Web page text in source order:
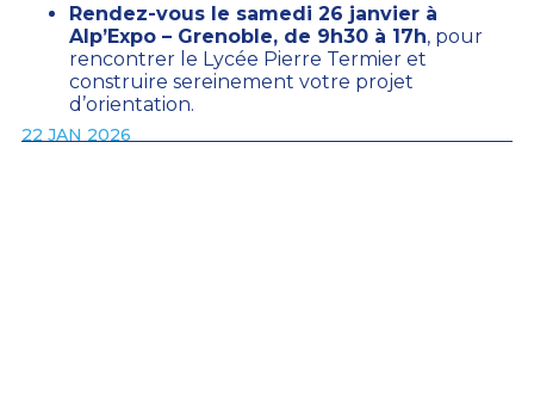
Rendez-vous le samedi 26 janvier à
Alp’Expo – Grenoble, de 9h30 à 17h, pour
rencontrer le Lycée Pierre Termier et
construire sereinement votre projet
d’orientation.
22 JAN 2026